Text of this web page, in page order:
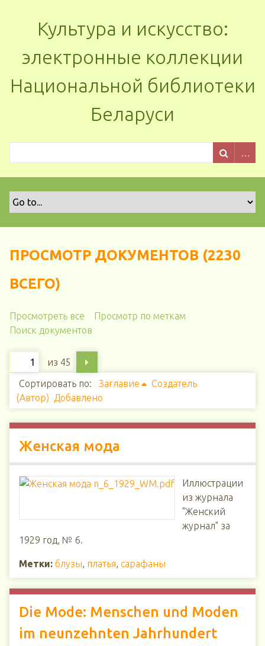
Культура и искусство:
электронные коллекции
Национальной библиотеки
Беларуси
ПРОСМОТР ДОКУМЕНТОВ (2230
ВСЕГО)
Просмотреть все
Просмотр по меткам
Поиск документов
из 45
Сортировать по: Заглавие
Создатель
(Автор)
Добавлено
Женская мода
Иллюстрации
из журнала
"Женский
журнал" за
1929 год, № 6.
Метки: блузы, платья, сарафаны
Die Mode: Menschen und Moden
im neunzehnten Jahrhundert